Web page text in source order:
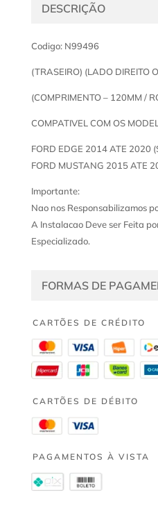
DESCRIÇÃO
Codigo: N99496
(TRASEIRO) (LADO DIREITO
(COMPRIMENTO – 120MM /
COMPATIVEL COM OS
FORD EDGE 2014 ATE 2020
FORD MUSTANG 2015 ATE
Importante:
Nao nos Responsabilizamos
A Instalacao Deve ser Feita
Especializado.
FORMAS DE
CARTÕES DE CRÉDITO
CARTÕES DE DÉBITO
PAGAMENTOS À VISTA